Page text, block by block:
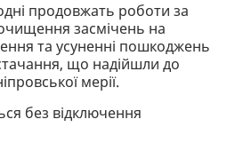
продовжать роботи за
засмічень на
та усуненні пошкоджень
що надійшли до
мерії.
без відключення